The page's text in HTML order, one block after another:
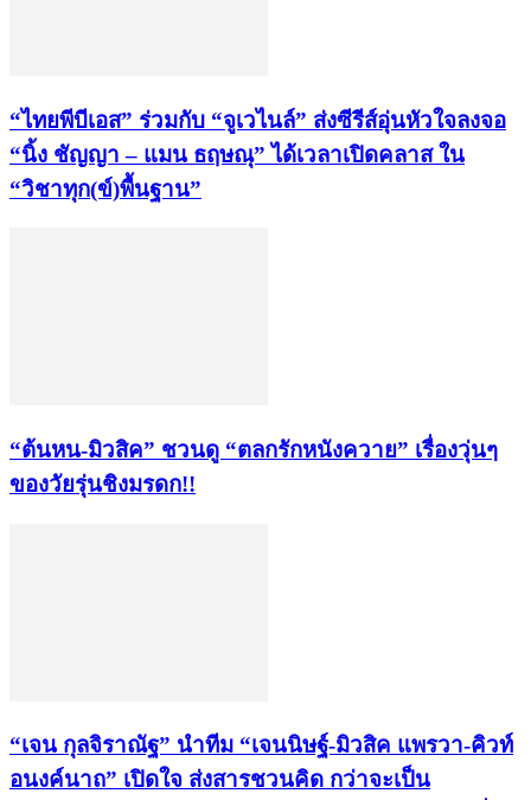
“ไทยพีบีเอส” ร่วมกับ “จูเวไนล์” ส่งซีรีส์อุ่นหัวใจลงจอ
“นิ้ง ชัญญา – แมน ธฤษณุ” ได้เวลาเปิดคลาส ใน
“วิชาทุก(ข์)พื้นฐาน”
“ต้นหน-มิวสิค” ชวนดู “ตลกรักหนังควาย” เรื่องวุ่นๆ
ของวัยรุ่นชิงมรดก!!
“เจน กุลจิราณัฐ” นำทีม “เจนนิษฐ์-มิวสิค แพรวา-คิวท์
อนงค์นาถ” เปิดใจ ส่งสารชวนคิด กว่าจะเป็น